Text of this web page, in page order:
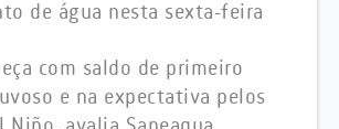
de água nesta sexta-feira
com saldo de primeiro
e na expectativa pelos